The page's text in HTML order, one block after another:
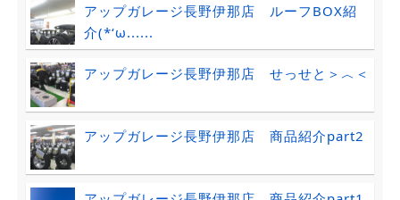
アップガレージ長野伊那店 ルーフBOX紹
介(*‘ω......
アップガレージ長野伊那店 せっせと＞︿＜
アップガレージ長野伊那店 商品紹介part2